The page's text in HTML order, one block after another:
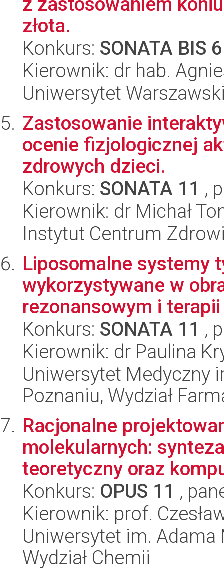
złota.
Konkurs: SONATA BIS 6
Kierownik: dr hab.
Uniwersytet
Zastosowanie
ocenie fizjologicznej
zdrowych dzieci.
Konkurs: SONATA 11 ,
Kierownik: dr Michał
Instytut Centrum
Liposomalne systemy
wykorzystywane w
rezonansowym i
Konkurs: SONATA 11 ,
Kierownik: dr Paulina
Uniwersytet Medyczny
Poznaniu, Wydział
Racjonalne
molekularnych:
teoretyczny oraz
Konkurs: OPUS 11 ,
Kierownik: prof.
Uniwersytet im.
Wydział Chemii